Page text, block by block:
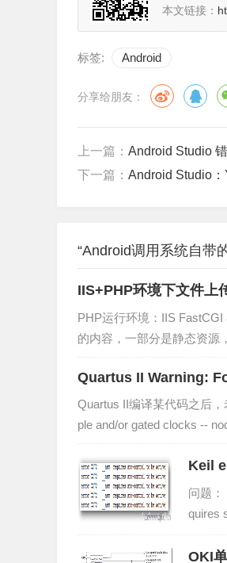
本文链接：
标签: Android
分享给朋友：
上一篇： Android Studio
下一篇： Android Studio
“Android调用系统自带
IIS+PHP环境下文件上
PHP运行环境：IIS
的内容，一部分是静态资源
者是Anonym...
Quartus II Warning:
ed clocks
Quartus II编译某代码之后
ple and/or gated clocks --
问题：
quires
OKI